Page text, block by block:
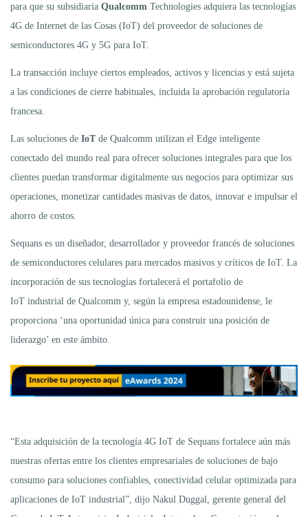
para que su subsidiaria Qualcomm Technologies adquiera las tecnologías
4G de Internet de las Cosas (IoT) del proveedor de soluciones de
semiconductores 4G y 5G para IoT.
La transacción incluye ciertos empleados, activos y licencias y está sujeta
a las condiciones de cierre habituales, incluida la aprobación regulatoria
francesa.
Las soluciones de IoT de Qualcomm utilizan el Edge inteligente
conectado del mundo real para ofrecer soluciones integrales para que los
clientes puedan transformar digitalmente sus negocios para optimizar sus
operaciones, monetizar cantidades masivas de datos, innovar e impulsar el
ahorro de costos.
Sequans es un diseñador, desarrollador y proveedor francés de soluciones
de semiconductores celulares para mercados masivos y críticos de IoT. La
incorporación de sus tecnologías fortalecerá el portafolio de
IoT industrial de Qualcomm y, según la empresa estadounidense, le
proporciona ‘una oportunidad única para construir una posición de
liderazgo’ en este ámbito.
“Esta adquisición de la tecnología 4G IoT de Sequans fortalece aún más
nuestras ofertas entre los clientes empresariales de soluciones de bajo
consumo para soluciones confiables, conectividad celular optimizada para
aplicaciones de IoT industrial”, dijo Nakul Duggal, gerente general del